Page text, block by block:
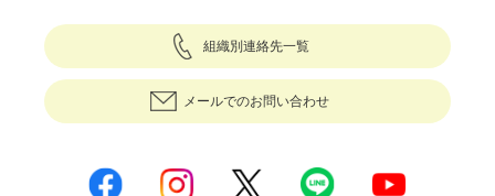
組織別連絡先一覧
メールでのお問い合わせ